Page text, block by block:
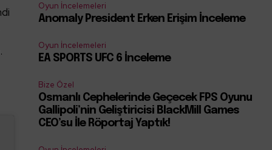
Oyun İncelemeleri
Anomaly President Erken Erişim İnceleme
Oyun İncelemeleri
EA SPORTS UFC 6 İnceleme
Bize Özel
Osmanlı Cephelerinde Geçecek FPS Oyunu
Gallipoli’nin Geliştiricisi BlackMill Games
CEO’su İle Röportaj Yaptık!